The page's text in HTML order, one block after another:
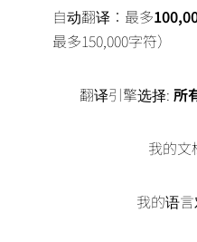
自动翻译：最多
最多150,000字符）
翻译引擎选择: 所
我的文
我的语言